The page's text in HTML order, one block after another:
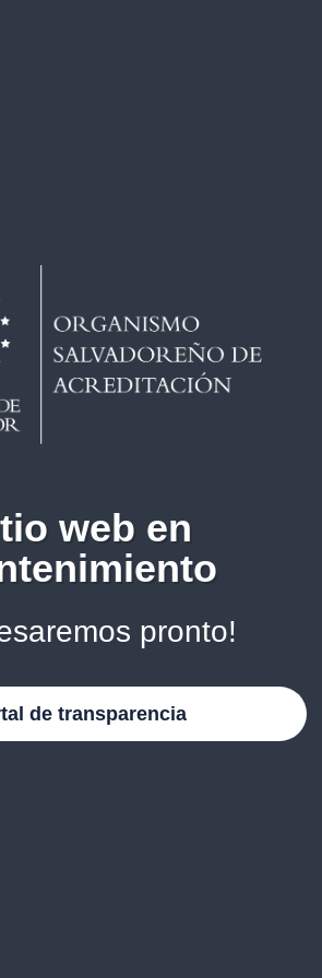
web en
pronto!
de transparencia